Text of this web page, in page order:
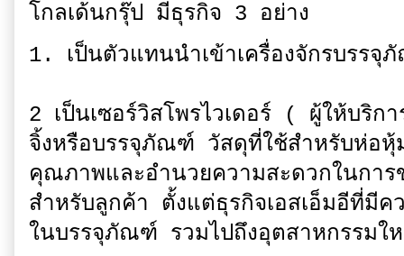
โกลเด้นกรุ๊ป มีธุรกิจ 3 อย่าง
1. เป็นตัวแทนนำเข้าเครื่องจักรบรรจุ
2 เป็นเซอร์วิสโพรไวเดอร์ ( ผู้ให้บริ
จิ้งหรือบรรจุภัณฑ์ วัสดุที่ใช้สำหรับห่อหุ้
คุณภาพและอำนวยความสะดวกในกา
สำหรับลูกค้า ตั้งแต่ธุรกิจเอสเอ็มอีที่มีค
ในบรรจุภัณฑ์ รวมไปถึงอุตสาหกรรม